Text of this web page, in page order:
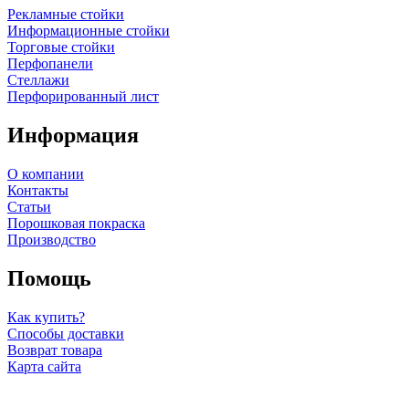
Рекламные стойки
Информационные стойки
Торговые стойки
Перфопанели
Стеллажи
Перфорированный лист
Информация
О компании
Контакты
Статьи
Порошковая покраска
Производство
Помощь
Как купить?
Способы доставки
Возврат товара
Карта сайта